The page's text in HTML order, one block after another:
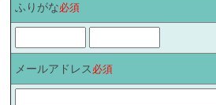
ふりがな必須
メールアドレス 必須